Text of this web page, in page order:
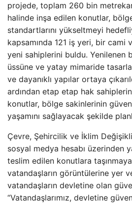
projede, toplam 260 bin
halinde inşa edilen konutlar,
standartlarını yükseltmeyi
kapsamında 121 iş yeri, bir cami
yeni sahiplerini buldu. Yenilenen
üssüne ve yatay mimaride
ve dayanıklı yapılar ortaya
ardından etap etap hak
konutlar, bölge sakinlerinin
yaşamını sağlayacak şekilde
Çevre, Şehircilik ve İklim
sosyal medya hesabı üzerinden
teslim edilen konutlara
vatandaşların görüntülerine yer
vatandaşların devletine olan
“Vatandaşlarımız, devletine